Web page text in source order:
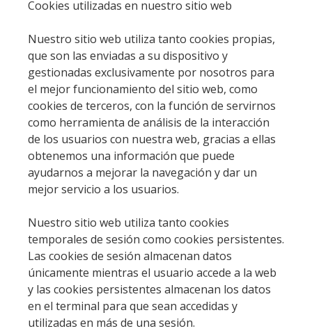
Cookies utilizadas en nuestro sitio web
Nuestro sitio web utiliza tanto cookies propias,
que son las enviadas a su dispositivo y
gestionadas exclusivamente por nosotros para
el mejor funcionamiento del sitio web, como
cookies de terceros, con la función de servirnos
como herramienta de análisis de la interacción
de los usuarios con nuestra web, gracias a ellas
obtenemos una información que puede
ayudarnos a mejorar la navegación y dar un
mejor servicio a los usuarios.
Nuestro sitio web utiliza tanto cookies
temporales de sesión como cookies persistentes.
Las cookies de sesión almacenan datos
únicamente mientras el usuario accede a la web
y las cookies persistentes almacenan los datos
en el terminal para que sean accedidas y
utilizadas en más de una sesión.